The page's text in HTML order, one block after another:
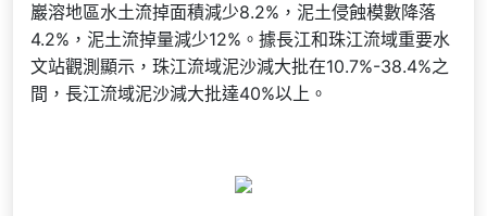
巖溶地區水土流掉面積減少8.2%，泥土侵蝕模數降落
4.2%，泥土流掉量減少12%。據長江和珠江流域重要水
文站觀測顯示，珠江流域泥沙減大批在10.7%-38.4%之
間，長江流域泥沙減大批達40%以上。